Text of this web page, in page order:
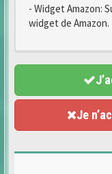
- Widget Amazon:
widget de Amazon.
Je